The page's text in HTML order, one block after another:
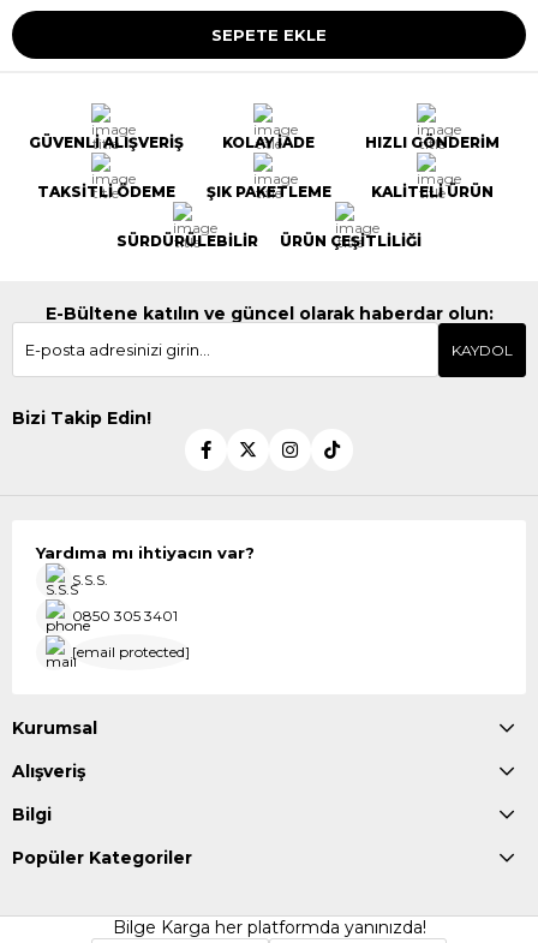
GÜVENLİ ALIŞVERİŞ KOLAY İADE HIZLI GÖNDERİM
TAKSİTLİ ÖDEME ŞIK PAKETLEME KALİTELİ ÜRÜN
SÜRDÜRÜLEBİLİR ÜRÜN ÇEŞİTLİLİĞİ
E-Bültene katılın ve güncel olarak haberdar olun:
KAYDOL
Bizi Takip Edin!
Yardıma mı ihtiyacın var?
S.S.S.
0850 305 3401
[email protected]
Kurumsal
Alışveriş
Bilgi
Popüler Kategoriler
Bilge Karga her platformda yanınızda!